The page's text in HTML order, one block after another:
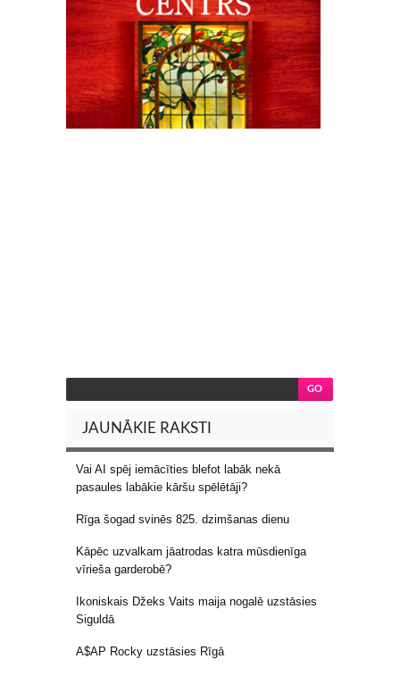
JAUNĀKIE RAKSTI
Vai AI spēj iemācīties blefot labāk nekā
pasaules labākie kāršu spēlētāji?
Rīga šogad svinēs 825. dzimšanas dienu
Kāpēc uzvalkam jāatrodas katra mūsdienīga
vīrieša garderobē?
Ikoniskais Džeks Vaits maija nogalē uzstāsies
Siguldā
A$AP Rocky uzstāsies Rīgā